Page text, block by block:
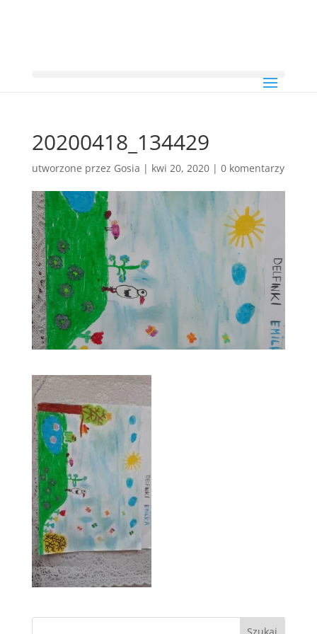
20200418_134429
utworzone przez Gosia | kwi 20, 2020| 0 komentarzy